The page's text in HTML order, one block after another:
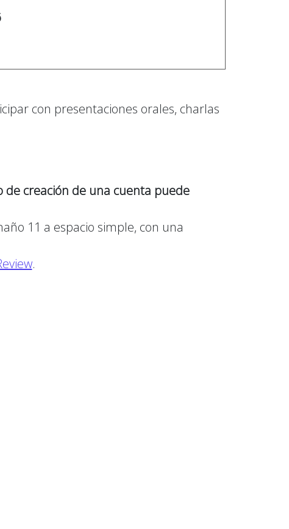
con presentaciones orales, charlas
de creación de una cuenta puede
11 a espacio simple, con una
.